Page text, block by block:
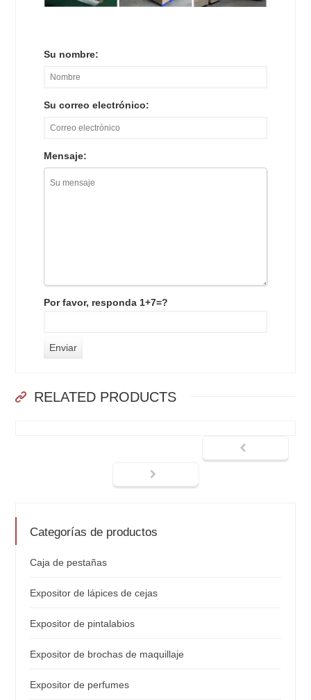
Su nombre:
Su correo electrónico:
Mensaje:
Por favor, responda 1+7=?
RELATED PRODUCTS
Categorías de productos
Caja de pestañas
Expositor de lápices de cejas
Expositor de pintalabios
Expositor de brochas de maquillaje
Expositor de perfumes